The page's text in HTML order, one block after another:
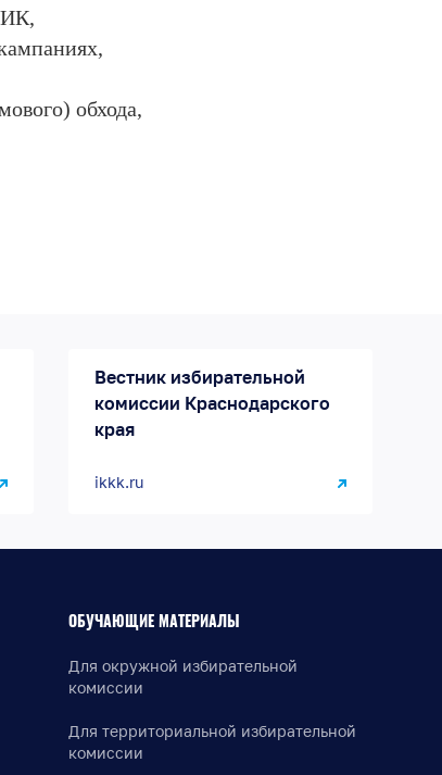
обхода,
Вестник избирательной
комиссии Краснодарского
края
ikkk.ru
ОБУЧАЮЩИЕ МАТЕРИАЛЫ
Для окружной избирательной
комиссии
Для территориальной избирательной
комиссии